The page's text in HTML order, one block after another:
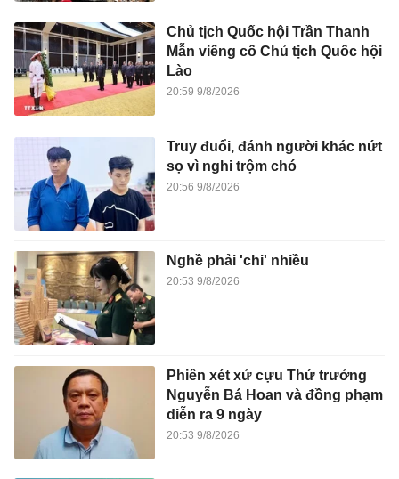
Chủ tịch Quốc hội Trần Thanh
Mẫn viếng cố Chủ tịch Quốc hội
Lào
20:59 9/8/2026
Truy đuổi, đánh người khác nứt
sọ vì nghi trộm chó
20:56 9/8/2026
Nghề phải 'chi' nhiều
20:53 9/8/2026
Phiên xét xử cựu Thứ trưởng
Nguyễn Bá Hoan và đồng phạm
diễn ra 9 ngày
20:53 9/8/2026